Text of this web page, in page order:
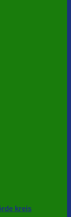
kreis